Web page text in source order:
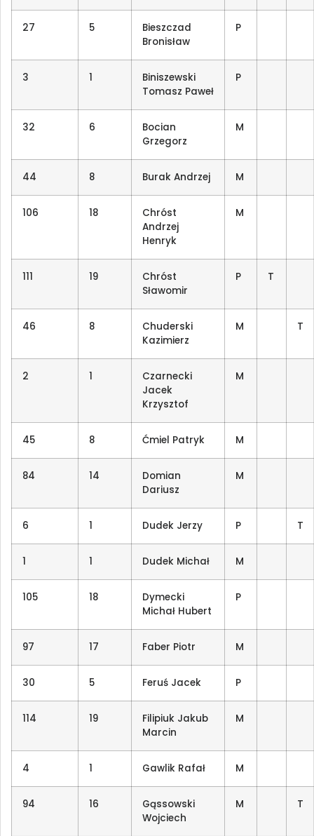
27 5
Bieszczad
Bronisław
P
3 1
Biniszewski
Tomasz Paweł
P
32 6
Bocian
Grzegorz
M
44 8 Burak Andrzej M
106 18
Chróst
Andrzej
Henryk
M
111 19
Chróst
Sławomir
P T
46 8
Chuderski
Kazimierz
M T
2 1
Czarnecki
Jacek
Krzysztof
M
45 8 Ćmiel Patryk M
84 14
Domian
Dariusz
M
6 1 Dudek Jerzy P T
1 1 Dudek Michał M
105 18
Dymecki
Michał Hubert
P
97 17 Faber Piotr M
30 5 Feruś Jacek P
114 19
Filipiuk Jakub
Marcin
M
4 1 Gawlik Rafał M
94 16
Gąssowski
Wojciech
M T